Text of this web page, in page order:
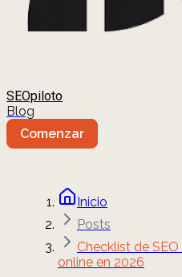
SEOpiloto
Blog
Comenzar
Inicio
Posts
Checklist de
online en 2026